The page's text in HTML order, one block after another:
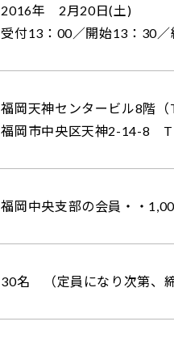
2016年 2月20日(土)
受付13：00／開始13：30
福岡天神センタービル8階（
福岡市中央区天神2-14-8
福岡中央支部の会員・・
30名 （定員になり次第、締